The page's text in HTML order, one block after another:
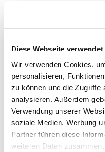
Diese Webseite
Wir verwenden Cookies,
personalisieren,
zu können und die Zugriffe
analysieren. Außerdem
Verwendung unserer
soziale Medien, Werbung
Partner führen diese
weiteren Daten
Gesamtgemeinde und die
Kinder herzlich ein, die
Wir werden uns mit dem
unsere Gemeinde näher
sollen dabei natürlich nicht
Starten werden wir das
3.10.2026und
Familienfrühstück um
in der Pauluskirche, Hülser
Dieses Jahr werden wir
17:00– 18:00Uhrtreffen.